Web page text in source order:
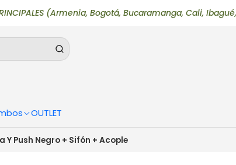
OUTLET
(Armenia, Bogotá, Bucaramanga, Cali,
Push Negro + Sifón + Acople